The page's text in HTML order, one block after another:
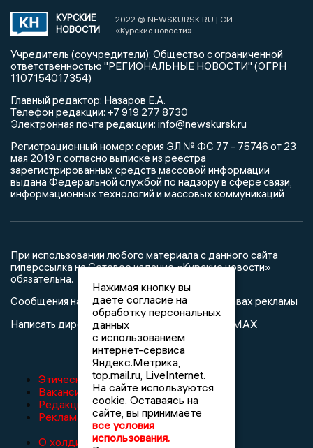
КУРСКИЕ
НОВОСТИ
2022 © NEWSKURSK.RU | СИ
«Курские новости»
Учредитель (соучредители): Общество с ограниченной
ответственностью "РЕГИОНАЛЬНЫЕ НОВОСТИ" (ОГРН
1107154017354)
Главный редактор: Назаров Е.А.
Телефон редакции: +7 919 277 8730
Электронная почта редакции: info@newskursk.ru
Регистрационный номер: серия ЭЛ № ФС 77 - 75746 от 23
мая 2019 г. согласно выписке из реестра
зарегистрированных средств массовой информации
выдана Федеральной службой по надзору в сфере связи,
информационных технологий и массовых коммуникаций
При использовании любого материала с данного сайта
гиперссылка на Сетевое издание «Курские новости»
обязательна.
Сообщения на сером фоне размещены на правах рекламы
Написать директору в телеграм
MAX
Этическая политика изданий
Вакансии
Редакция
Реклама
О холдинге
Нажимая кнопку вы
даете согласие на
обработку персональных
данных
с использованием
интернет-сервиса
Яндекс.Метрика,
top.mail.ru, LiveInternet.
На сайте используются
cookie. Оставаясь на
сайте, вы принимаете
все условия
использования.